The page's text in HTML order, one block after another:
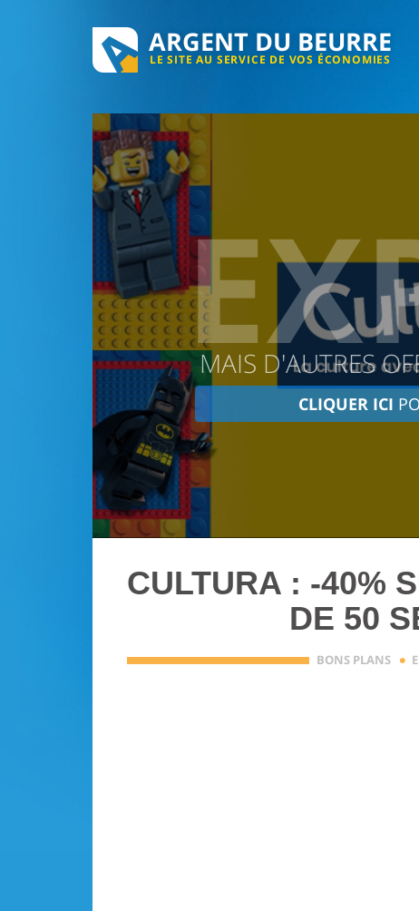
ARGENT DU BEURRE
LE SITE AU SERVICE DE VOS ÉCONOMIES
MAIS D'AUTRES
CLIQUER ICI
CULTURA : -40%
DE 50
BONS PLANS ·